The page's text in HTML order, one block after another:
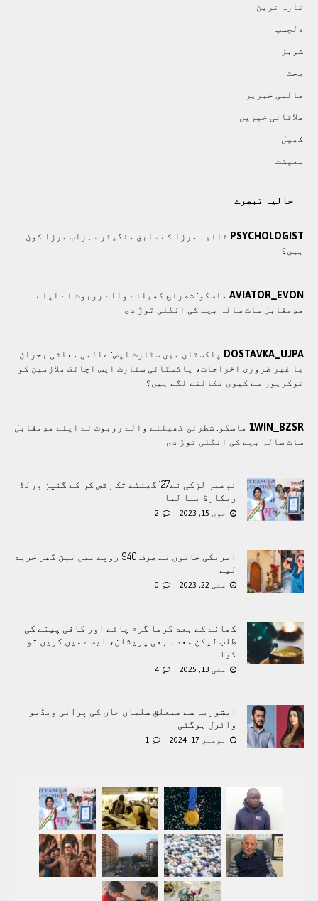
تازہ ترين
دلچسپ
شوبز
صحت
عالمی خبريں
علاقائی خبريں
کھيل
معيشت
حالیہ تبصرے
PSYCHOLOGIST ثانیہ مرزا کے سابق منگیتر سہراب مرزا کون
ہیں؟
AVIATOR_EVON ماسکو: شطرنج کھیلنے والے روبوٹ نے اپنے
مدِمقابل سات سالہ بچے کی انگلی توڑ دی
DOSTAVKA_UJPA پاکستان میں سٹارٹ اپس: عالمی معاشی بحران
یا غیر ضروری اخراجات، پاکستانی سٹارٹ اپس اچانک ملازمین کو
نوکریوں سے کیوں نکالنے لگے ہیں؟
1WIN_BZSR ماسکو: شطرنج کھیلنے والے روبوٹ نے اپنے مدِمقابل
سات سالہ بچے کی انگلی توڑ دی
نوعمر لڑکی نے127 گھنٹے تک رقص کر کے گنیز ورلڈ
ریکارڈ بنا لیا
جون 15, 2023 2
امریکی خاتون نے صرف 940 روپے میں تین گھر خرید
لیے
مئی 22, 2023 0
کھانے کے بعد گرما گرم چائے اور کافی پینے کی
طلب لیکن معدہ بھی پریشان، ایسے میں کریں تو
کیا
مئی 13, 2025 4
ایشوریہ سے متعلق سلمان خان کی پرانی ویڈیو
وائرل ہوگئی
نومبر 17, 2024 1